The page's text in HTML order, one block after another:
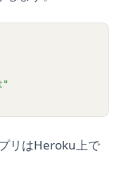
リはHeroku上で